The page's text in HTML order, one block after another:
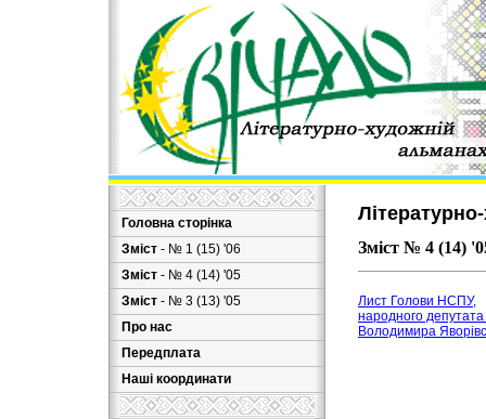
Головна сторінка
Зміст - № 1 (15) '06
Зміст - № 4 (14) '05
Зміст - № 3 (13) '05
Про нас
Передплата
Наші координати
Зміст № 4 (14)
Лист Голови НСПУ,
народного депутата
Володимира